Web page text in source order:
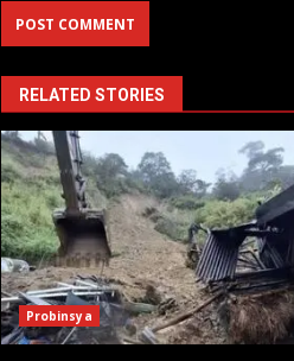
RELATED STORIES
Probinsya